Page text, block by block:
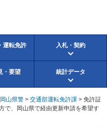
運転免許 入札・契約
・要望 統計データ
岡山県警 > 交通部運転免許課 > 免許証
で、岡山県で経由更新申請を希望す